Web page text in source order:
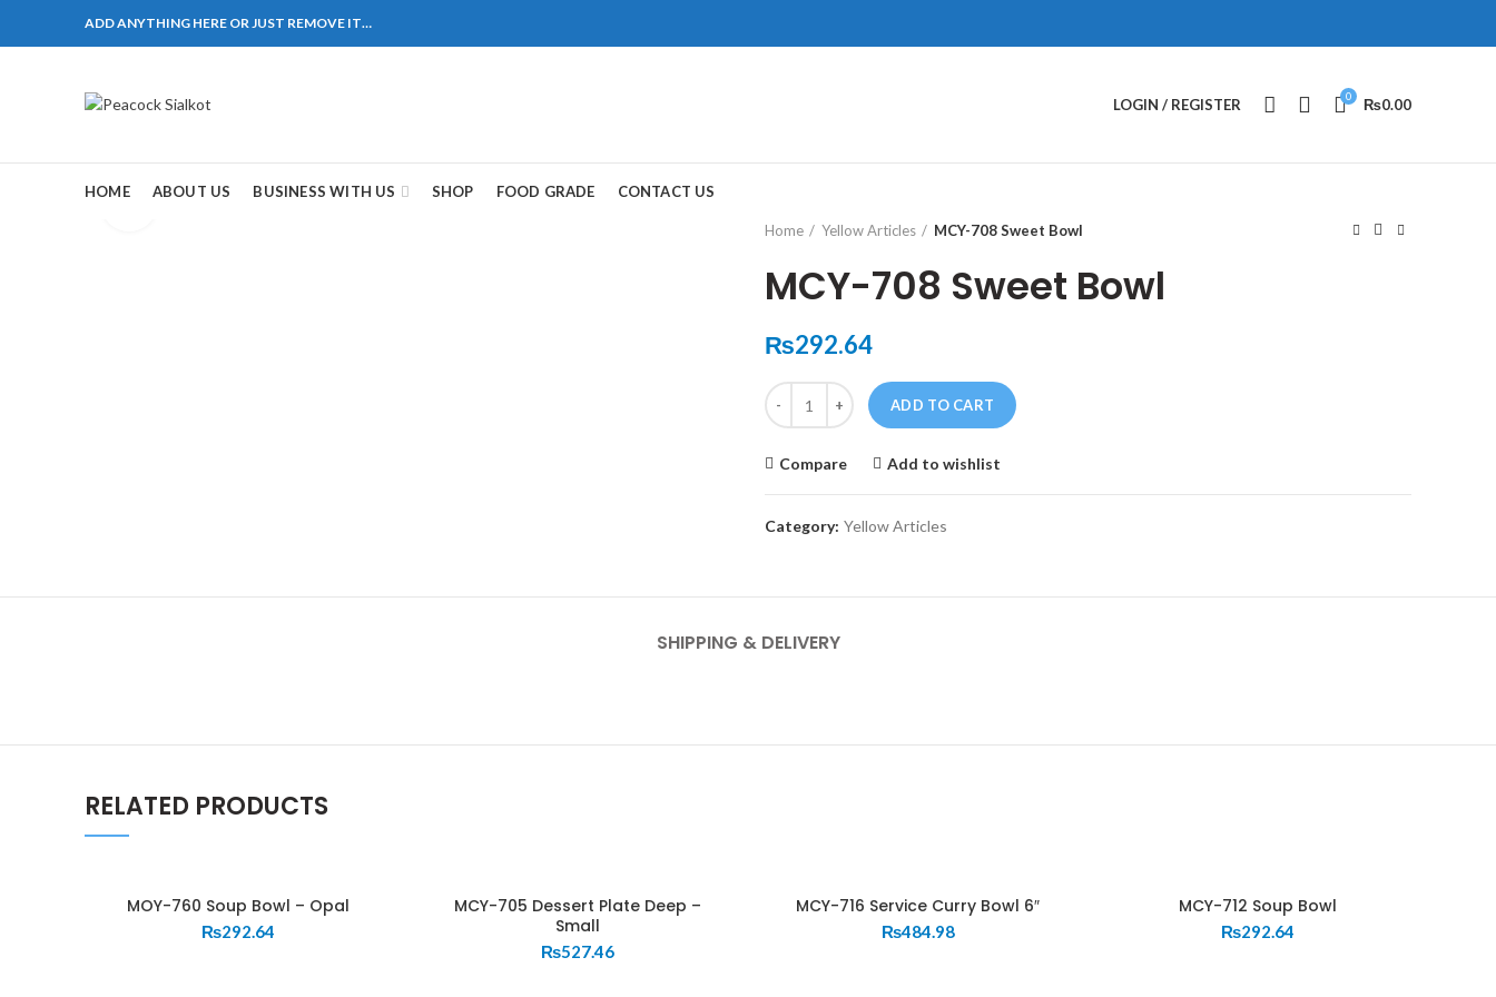
ADD ANYTHING HERE OR JUST REMOVE IT…
LOGIN / REGISTER 0 ₨0.00
HOME ABOUT US BUSINESS WITH US SHOP FOOD GRADE CONTACT US
Home
Yellow Articles MCY-708 Sweet Bowl
MCY-708 Sweet Bowl
₨292.64
Quantity
ADD TO CART
Compare Add to wishlist
Category: Yellow Articles
SHIPPING & DELIVERY
RELATED PRODUCTS
MOY-760 Soup Bowl – Opal
₨292.64
MCY-705 Dessert Plate Deep –
Small
₨527.46
MCY-716 Service Curry Bowl 6″
₨484.98
MCY-712 Soup Bowl
₨292.64
Pakistan. HM Comples, Shop# 2, New Airport Road, Gwadar.
這不是因為缺乏性生活，而是因為缺乏溝通，所以保持談話很重
可以很好的幫助你獲得一場高質量的夫妻生活。 犀利士 治療陽